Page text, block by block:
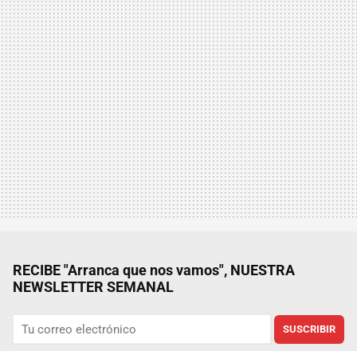
RECIBE "Arranca que nos vamos", NUESTRA
NEWSLETTER SEMANAL
SUSCRIBIR